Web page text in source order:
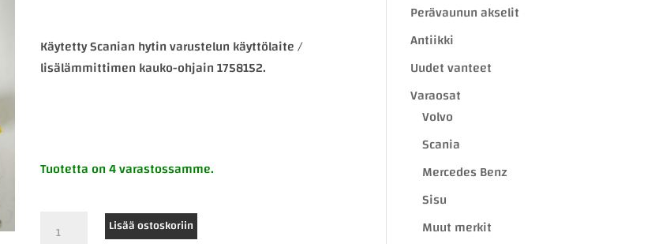
Käytetty Scanian hytin varustelun käyttölaite /
lisälämmittimen kauko-ohjain 1758152.
Tuotetta on 4 varastossamme.
Lisää ostoskoriin
Perävaunun akselit
Antiikki
Uudet vanteet
Varaosat
Volvo
Scania
Mercedes Benz
Sisu
Muut merkit